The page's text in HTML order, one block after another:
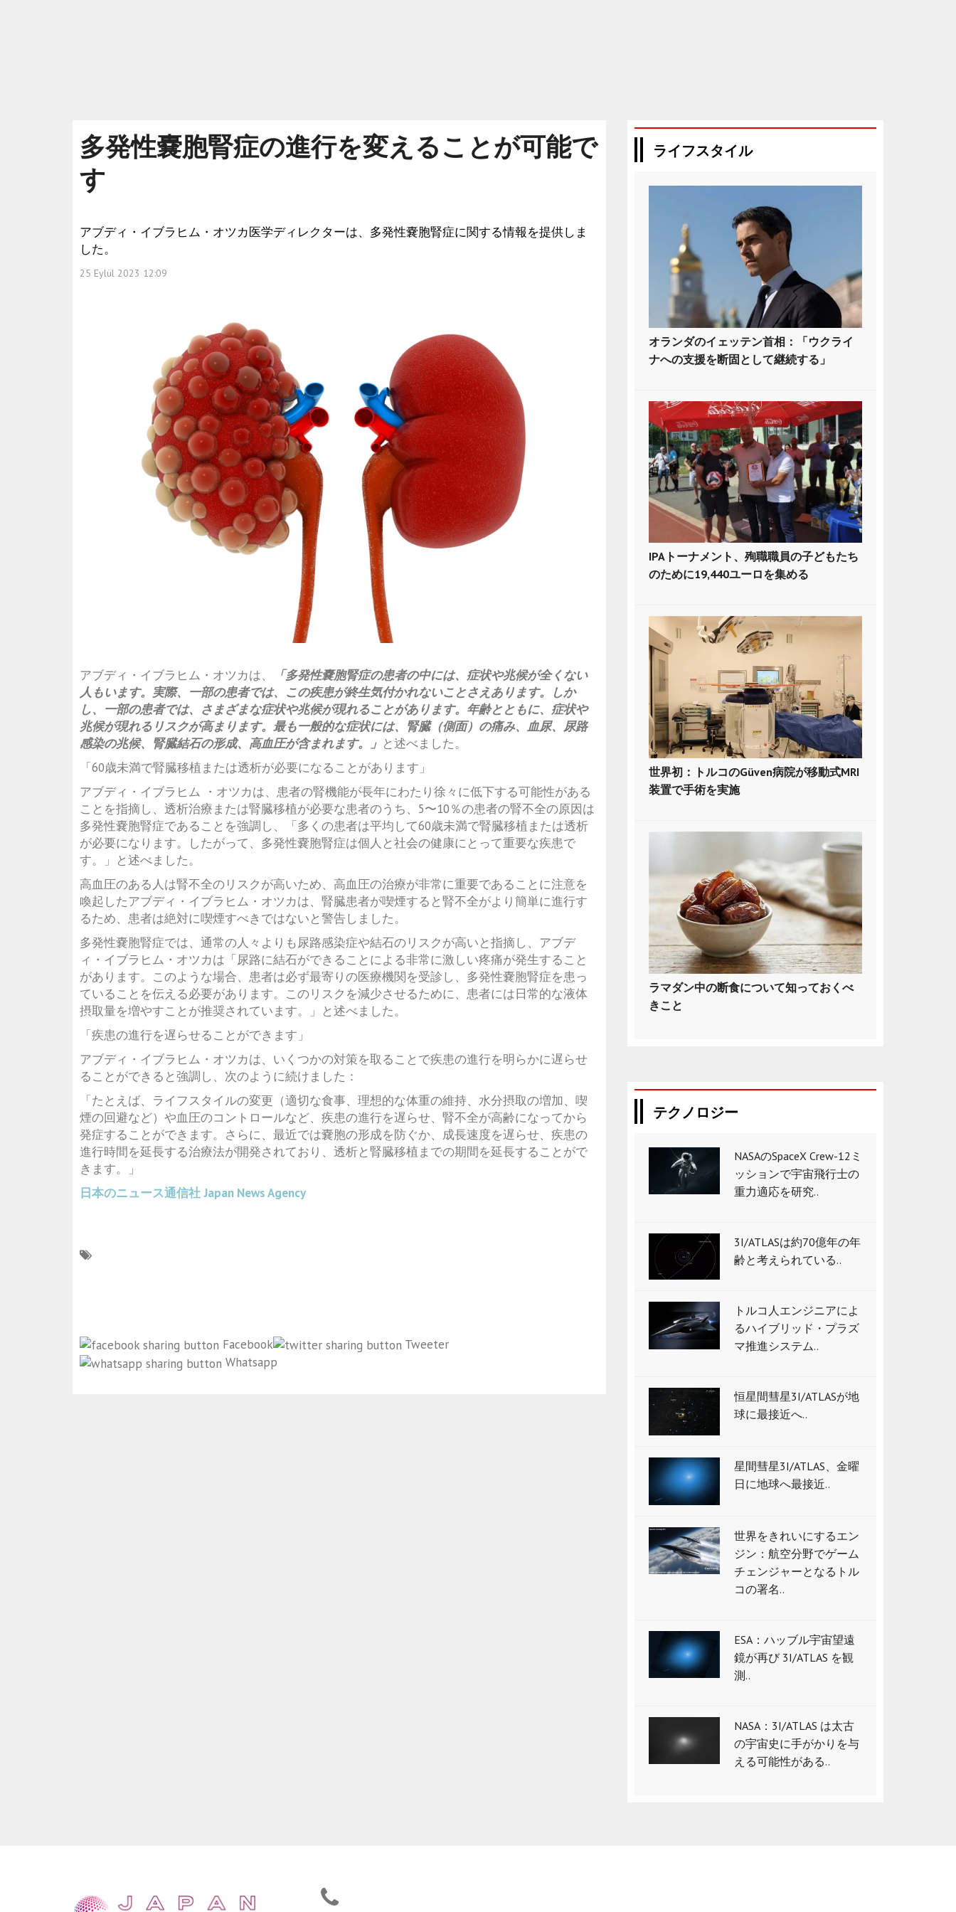
多発性嚢胞腎症の進行を変えることが可能で
す
アブディ・イブラヒム・オツカ医学ディレクターは、多発性嚢胞腎症に関する情報を提供しま
した。
25 Eylül 2023 12:09
アブディ・イブラヒム・オツカは、
「多発性嚢胞腎症の患者の中には、症状や兆候が全くない
人もいます。実際、一部の患者では、この疾患が終生気付かれないことさえあります。しか
し、一部の患者では、さまざまな症状や兆候が現れることがあります。年齢とともに、症状や
兆候が現れるリスクが高まります。最も一般的な症状には、腎臓（側面）の痛み、血尿、尿路
感染の兆候、腎臓結石の形成、高血圧が含まれます。」 と述べました。
「60歳未満で腎臓移植または透析が必要になることがあります」
アブディ・イブラヒム ・オツカは、患者の腎機能が長年にわたり徐々に低下する可能性がある
ことを指摘し、透析治療または腎臓移植が必要な患者のうち、5〜10％の患者の腎不全の原因は
多発性嚢胞腎症であることを強調し、「多くの患者は平均して60歳未満で腎臓移植または透析
が必要になります。したがって、多発性嚢胞腎症は個人と社会の健康にとって重要な疾患で
す。」と述べました。
高血圧のある人は腎不全のリスクが高いため、高血圧の治療が非常に重要であることに注意を
喚起したアブディ・イブラヒム・オツカは、腎臓患者が喫煙すると腎不全がより簡単に進行す
るため、患者は絶対に喫煙すべきではないと警告しました。
多発性嚢胞腎症では、通常の人々よりも尿路感染症や結石のリスクが高いと指摘し、アブデ
ィ・イブラヒム・オツカは「尿路に結石ができることによる非常に激しい疼痛が発生すること
があります。このような場合、患者は必ず最寄りの医療機関を受診し、多発性嚢胞腎症を患っ
ていることを伝える必要があります。このリスクを減少させるために、患者には日常的な液体
摂取量を増やすことが推奨されています。」と述べました。
「疾患の進行を遅らせることができます」
アブディ・イブラヒム・オツカは、いくつかの対策を取ることで疾患の進行を明らかに遅らせ
ることができると強調し、次のように続けました：
「たとえば、ライフスタイルの変更（適切な食事、理想的な体重の維持、水分摂取の増加、喫
煙の回避など）や血圧のコントロールなど、疾患の進行を遅らせ、腎不全が高齢になってから
発症することができます。さらに、最近では嚢胞の形成を防ぐか、成長速度を遅らせ、疾患の
進行時間を延長する治療法が開発されており、透析と腎臓移植までの期間を延長することがで
きます。」
日本のニュース通信社 Japan News Agency
Facebook
Tweeter
Whatsapp
ライフスタイル
オランダのイェッテン首相：「ウクライ
ナへの支援を断固として継続する」
IPAトーナメント、殉職職員の子どもたち
のために19,440ユーロを集める
世界初：トルコのGüven病院が移動式MRI
装置で手術を実施
ラマダン中の断食について知っておくべ
きこと
テクノロジー
NASAのSpaceX Crew-12ミ
ッションで宇宙飛行士の
重力適応を研究..
3I/ATLASは約70億年の年
齢と考えられている..
トルコ人エンジニアによ
るハイブリッド・プラズ
マ推進システム..
恒星間彗星3I/ATLASが地
球に最接近へ..
星間彗星3I/ATLAS、金曜
日に地球へ最接近..
世界をきれいにするエン
ジン：航空分野でゲーム
チェンジャーとなるトル
コの署名..
ESA：ハッブル宇宙望遠
鏡が再び 3I/ATLAS を観
測..
NASA：3I/ATLAS は太古
の宇宙史に手がかりを与
える可能性がある..